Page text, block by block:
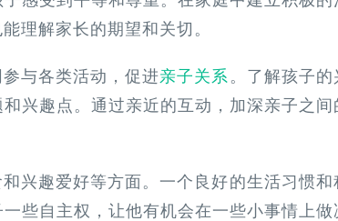
理解家长的期望和关切。
与各类活动，促进亲子关系 。了解孩子的
兴趣点。通过亲近的互动，加深亲子之间
兴趣爱好等方面。一个良好的生活习惯和
些自主权，让他有机会在一些小事情上做